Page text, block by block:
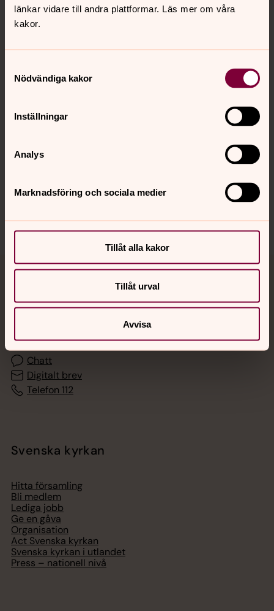
länkar vidare till andra plattformar. Läs mer om våra
kakor.
Nödvändiga kakor
Inställningar
Analys
Marknadsföring och sociala medier
Tillåt alla kakor
Tillåt urval
Avvisa
Kontakt
Sociala kanaler
Jourhavande präst
Akut samtals- och krisstöd. Prata eller chatta anonymt
med en präst på kvällar och nätter.
Chatt
Digitalt brev
Telefon 112
Svenska kyrkan
Hitta församling
Bli medlem
Lediga jobb
Ge en gåva
Organisation
Act Svenska kyrkan
Svenska kyrkan i utlandet
Press – nationell nivå